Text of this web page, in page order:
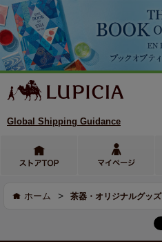
Global Shipping Guidance
ホーム > 茶器・オリジナルグッズ